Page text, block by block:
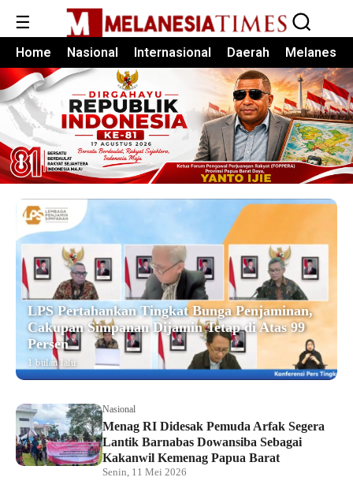
☰
Home Nasional Internasional Daerah Melanesia
LPS Pertahankan Tingkat Bunga Penjaminan,
Cakupan Simpanan Dijamin Tetap di Atas 99
Persen
1 bulan lalu
Nasional
Menag RI Didesak Pemuda Arfak Segera
Lantik Barnabas Dowansiba Sebagai
Kakanwil Kemenag Papua Barat
Senin, 11 Mei 2026